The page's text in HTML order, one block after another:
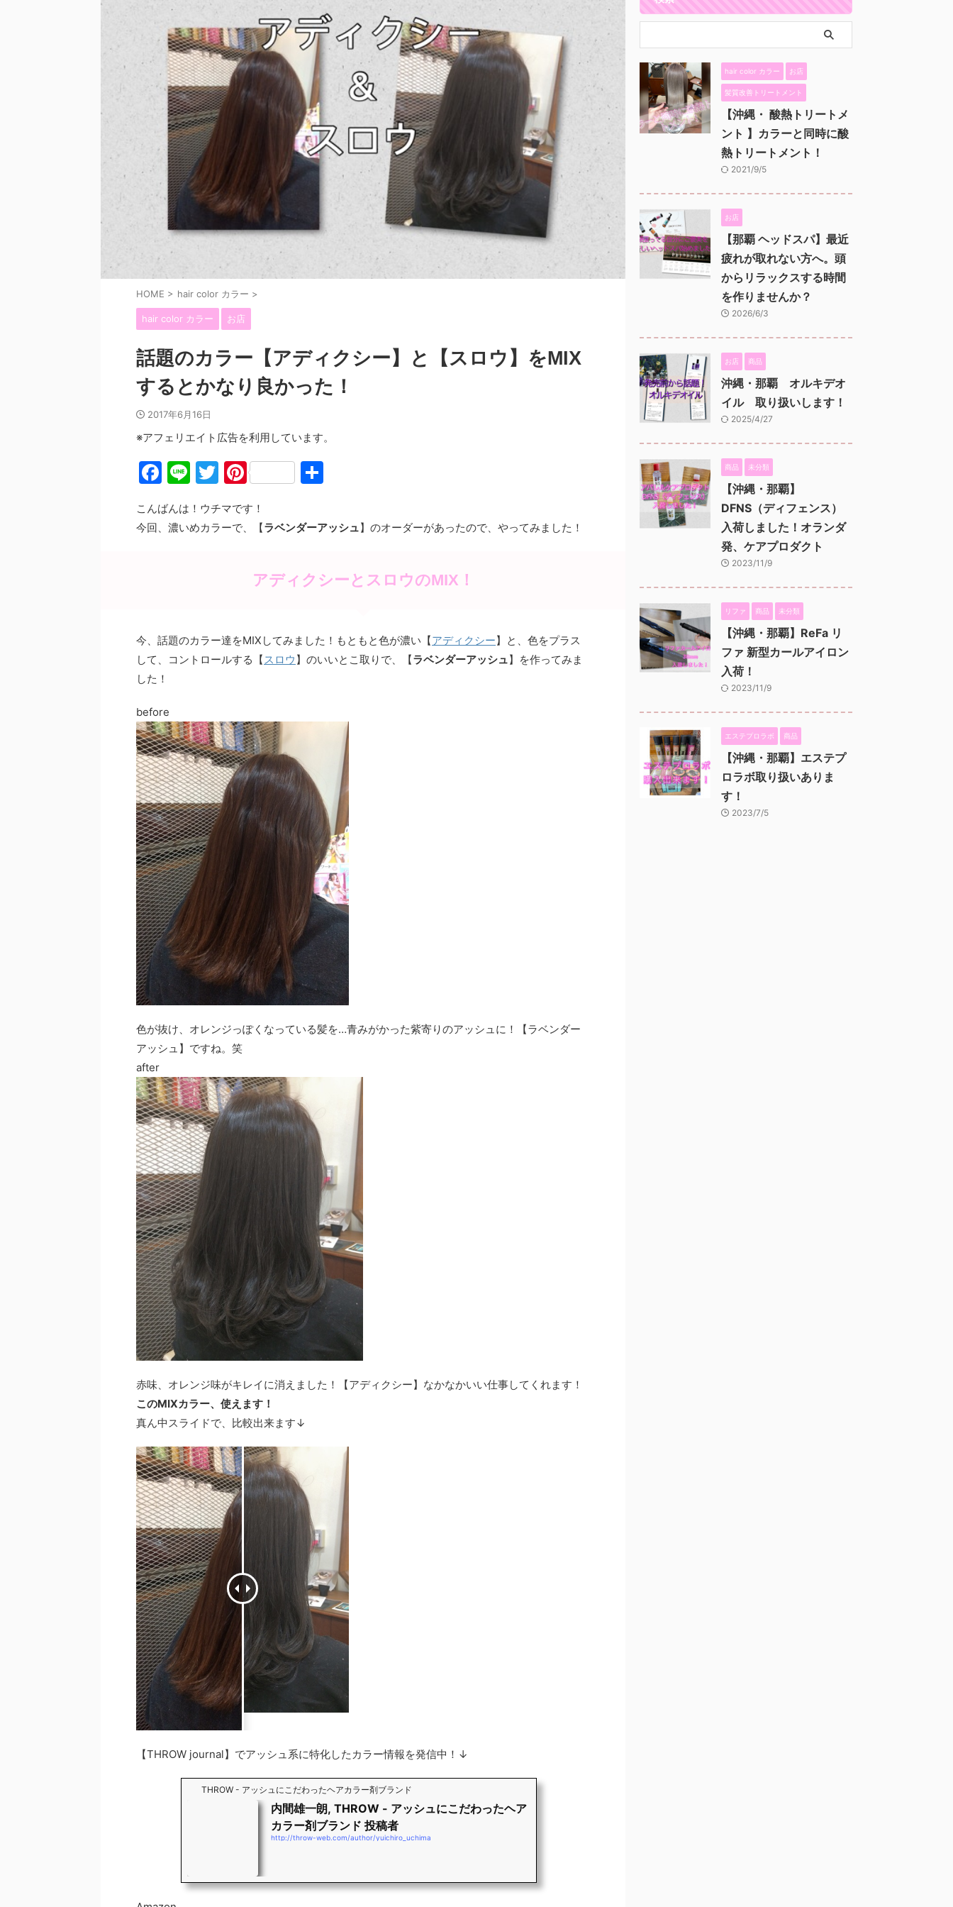
HOME > hair color カラー >
hair color カラー お店
話題のカラー【アディクシー】と【スロウ】をMIX
するとかなり良かった！
2017年6月16日
※アフェリエイト広告を利用しています。
F
c
e
k
Li
e
T
itt
er
Pi
er
e
こんばんは！ウチマです！
今回、濃いめカラーで、【ラベンダーアッシュ】のオーダーがあったので、やってみました！
アディクシーとスロウのMIX！
今、話題のカラー達をMIXしてみました！もともと色が濃い【アディクシー】と、色をプラス
して、コントロールする【スロウ 】のいいとこ取りで、【ラベンダーアッシュ】を作ってみま
した！
before
色が抜け、オレンジっぽくなっている髪を…青みがかった紫寄りのアッシュに！【ラベンダー
アッシュ】ですね。笑
after
赤味、オレンジ味がキレイに消えました！【アディクシー】なかなかいい仕事してくれます！
このMIXカラー、使えます！
真ん中スライドで、比較出来ます↓
【THROW journal】でアッシュ系に特化したカラー情報を発信中！↓
THROW - アッシュにこだわったヘアカラー剤ブランド
内間雄一朗, THROW - アッシュにこだわったヘア
カラー剤ブランド 投稿者
http://throw-web.com/author/yuichiro_uchima
hair color カラー お店
髪質改善トリートメント
【沖縄・ 酸熱トリートメ
ント 】カラーと同時に酸
熱トリートメント！
2021/9/5
お店
【那覇 ヘッドスパ】最近
疲れが取れない方へ。頭
からリラックスする時間
を作りませんか？
2026/6/3
お店 商品
沖縄・那覇 オルキデオ
イル 取り扱いします！
2025/4/27
商品 未分類
【沖縄・那覇】
DFNS（ディフェンス）
入荷しました！オランダ
発、ケアプロダクト
2023/11/9
リファ 商品 未分類
【沖縄・那覇】ReFa リ
ファ 新型カールアイロン
入荷！
2023/11/9
エステプロラボ 商品
【沖縄・那覇】エステプ
ロラボ取り扱いありま
す！
2023/7/5